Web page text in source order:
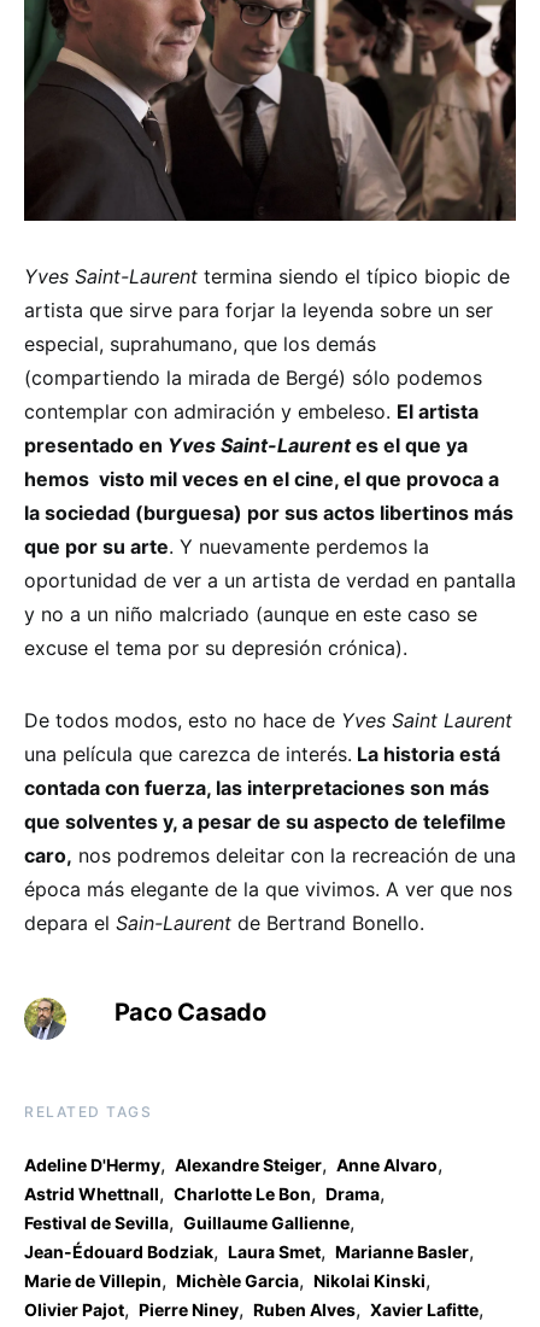
Yves Saint-Laurent termina siendo el típico biopic de
artista que sirve para forjar la leyenda sobre un ser
especial, suprahumano, que los demás
(compartiendo la mirada de Bergé) sólo podemos
contemplar con admiración y embeleso. El artista
presentado en Yves Saint-Laurentes el que ya
hemos visto mil veces en el cine, el que provoca a
la sociedad (burguesa) por sus actos libertinos más
que por su arte. Y nuevamente perdemos la
oportunidad de ver a un artista de verdad en pantalla
y no a un niño malcriado (aunque en este caso se
excuse el tema por su depresión crónica).
De todos modos, esto no hace de Yves Saint Laurent
una película que carezca de interés. La historia está
contada con fuerza, las interpretaciones son más
que solventes y, a pesar de su aspecto de telefilme
caro, nos podremos deleitar con la recreación de una
época más elegante de la que vivimos. A ver que nos
depara el Sain-Laurent de Bertrand Bonello.
Paco Casado
RELATED TAGS
Adeline D'Hermy, Alexandre Steiger, Anne Alvaro,
Astrid Whettnall, Charlotte Le Bon, Drama,
Festival de Sevilla, Guillaume Gallienne,
Jean-Édouard Bodziak, Laura Smet, Marianne Basler,
Marie de Villepin, Michèle Garcia, Nikolai Kinski,
Olivier Pajot, Pierre Niney, Ruben Alves, Xavier Lafitte,